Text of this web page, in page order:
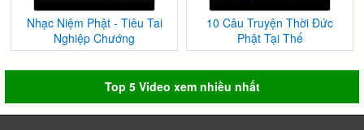
Nhạc Niệm Phật - Tiêu Tai
Nghiệp Chướng
10 Câu Truyện Thời Đức
Phật Tại Thế
Top 5 Video xem nhiều nhất